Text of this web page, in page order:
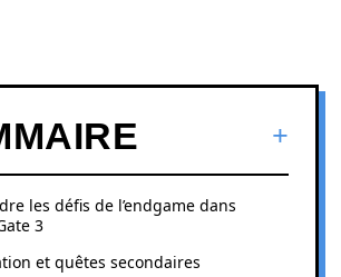
les défis de l’endgame dans
3
et quêtes secondaires